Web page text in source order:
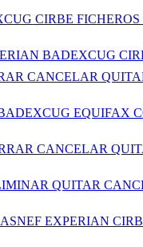
CIRBE FICHEROS
BADEXCUG
CANCELAR
EQUIFAX
CANCELAR
QUITAR
EXPERIAN